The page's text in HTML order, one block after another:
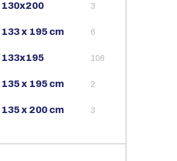
130x200 3
133 x 195 cm 6
133x195 106
135 x 195 cm 2
135 x 200 cm 3